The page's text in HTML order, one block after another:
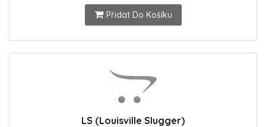
Přidat Do Košíku
LS (Louisville Slugger)